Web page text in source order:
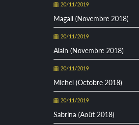
20/11/2019
Magali (Novembre 2018)
20/11/2019
Alain (Novembre 2018)
20/11/2019
Michel (Octobre 2018)
20/11/2019
Sabrina (Août 2018)